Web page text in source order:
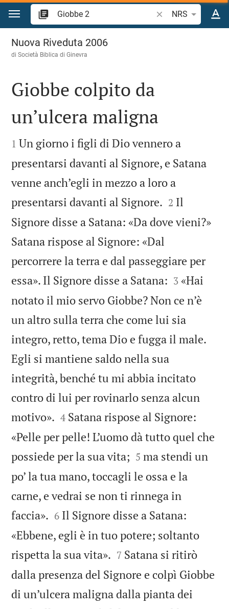
Vai al contenuto
Ricerca verso
NRS
Giobbe 2
Nuova Riveduta 2006
di Società Biblica di Ginevra

Giobbe colpito da
un’ulcera maligna

1 Un giorno i figli di Dio vennero a
presentarsi davanti al Signore, e Satana
venne anch’egli in mezzo a loro a
presentarsi davanti al Signore. 

2 Il
Signore disse a Satana: «Da dove vieni?»
Satana rispose al Signore: «Dal
percorrere la terra e dal passeggiare per
essa». Il Signore disse a Satana: 

3 «Hai
notato il mio servo Giobbe? Non ce n’è
un altro sulla terra che come lui sia
integro, retto, tema Dio e fugga il male.
Egli si mantiene saldo nella sua
integrità, benché tu mi abbia incitato
contro di lui per rovinarlo senza alcun
motivo». 

4 Satana rispose al Signore:
«Pelle per pelle! L’uomo dà tutto quel che
possiede per la sua vita; 

5 ma stendi un
po’ la tua mano, toccagli le ossa e la
carne, e vedrai se non ti rinnega in
faccia». 

6 Il Signore disse a Satana:
«Ebbene, egli è in tuo potere; soltanto
rispetta la sua vita». 

7 Satana si ritirò
dalla presenza del Signore e colpì Giobbe
di un’ulcera maligna dalla pianta dei